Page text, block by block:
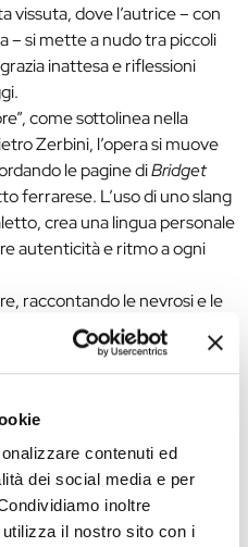
contenuti ed
dei social media e per
inoltre
il nostro sito con i
vissuta, dove l’autrice – con
– si mette a nudo tra piccoli
inattesa e riflessioni
come sottolinea nella
Zerbini, l’opera si muove
le pagine diBridget
ferrarese. L’uso di uno slang
crea una lingua personale
autenticità e ritmo a ogni
raccontando le nevrosi e le
con la voce
per capire un po’ di più il
e giornalista Gian Pietro
–info.bassani@comune.fe.it